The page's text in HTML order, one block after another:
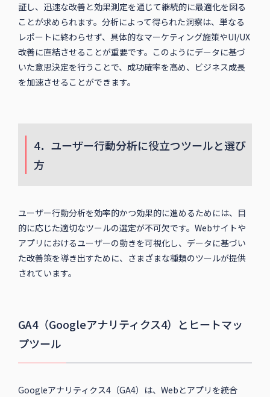
証し、迅速な改善と効果測定を通じて継続的に最適化を図る
ことが求められます。分析によって得られた洞察は、単なる
レポートに終わらせず、具体的なマーケティング施策やUI/UX
改善に直結させることが重要です。このようにデータに基づ
いた意思決定を行うことで、成功確率を高め、ビジネス成長
を加速させることができます。
4．ユーザー行動分析に役立つツールと選び
方
ユーザー行動分析を効率的かつ効果的に進めるためには、目
的に応じた適切なツールの選定が不可欠です。Webサイトや
アプリにおけるユーザーの動きを可視化し、データに基づい
た改善策を導き出すために、さまざまな種類のツールが提供
されています。
GA4（Googleアナリティクス4）とヒートマッ
プツール
Googleアナリティクス4（GA4）は、Webとアプリを統合